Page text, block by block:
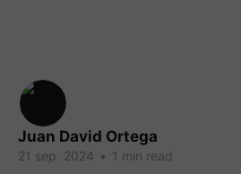
Juan David Ortega
21 sep. 2024 • 1 min read